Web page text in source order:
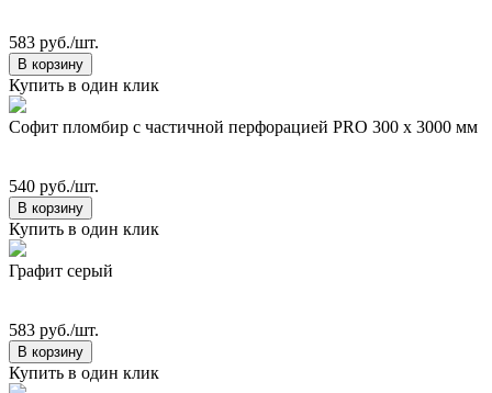
583 руб./шт.
В корзину
Купить в один клик
Софит пломбир с частичной перфорацией PRO 300 х 3000 мм
540 руб./шт.
В корзину
Купить в один клик
Графит серый
583 руб./шт.
В корзину
Купить в один клик